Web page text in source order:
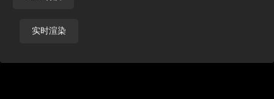
实时渲染